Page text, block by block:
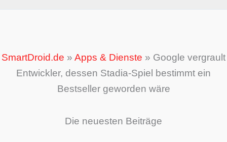
SmartDroid.de » Apps & Dienste » Google vergrault
Entwickler, dessen Stadia-Spiel bestimmt ein
Bestseller geworden wäre
Die neuesten Beiträge